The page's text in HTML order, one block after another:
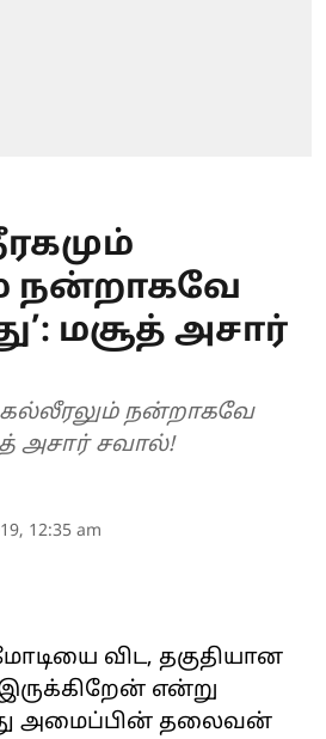
நன்றாகவே
மசூத் அசார்
கல்லீரலும் நன்றாகவே
அசார் சவால்!
12:35 am
விட, தகுதியான
என்று
அமைப்பின் தலைவன்